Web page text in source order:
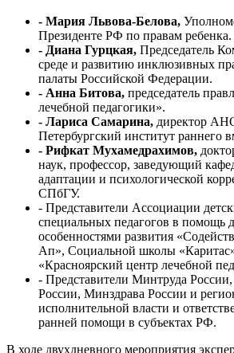
- Мария Львова-Белова,
Президенте РФ по правам ребенка.
- Диана Гурцкая, Председатель
среде и развитию инклюзивных
палаты Российской Федерации.
- Анна Битова, председатель
лечебной педагогики».
- Лариса Самарина, директор
Петербургский институт раннего
- Рифкат Мухамедрахимов,
наук, профессор, заведующий
адаптации и психологической
СПбГУ.
- Представители Ассоциации
специальных педагогов в помощь
особенностями развития
Ап», Социальной школы
«Красноярский центр лечебной
- Представители Минтруда
России, Минздрава России и
исполнительной власти и
ранней помощи в субъектах РФ.
В ходе двухдневного мероприятия